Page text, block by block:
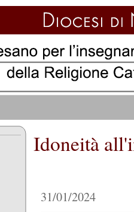
Idoneità
31/01/2024